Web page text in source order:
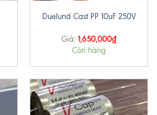
Duelund Cast PP 10uF 250V
Giá: 1,650,000₫
Còn hàng